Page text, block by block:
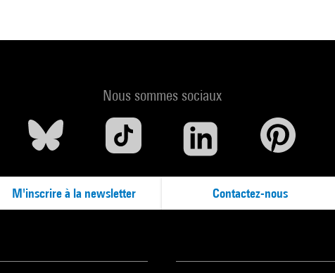
Nous sommes sociaux
M'inscrire à la newsletter Contactez-nous